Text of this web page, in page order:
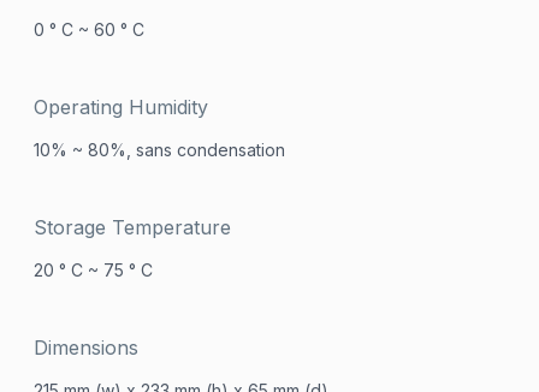
0 ° C ~ 60 ° C
Operating Humidity
10% ~ 80%, sans condensation
Storage Temperature
20 ° C ~ 75 ° C
Dimensions